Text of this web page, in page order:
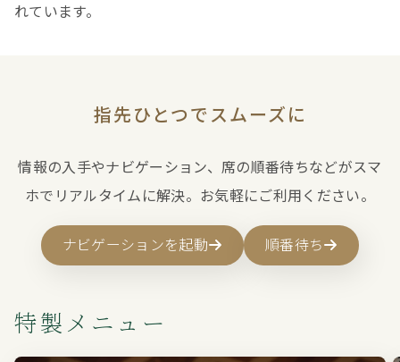
れています。
指先ひとつでスムーズに
情報の入手やナビゲーション、席の順番待ちなどがスマ
ホでリアルタイムに解決。お気軽にご利用ください。
ナビゲーションを起動 順番待ち
特製メニュー